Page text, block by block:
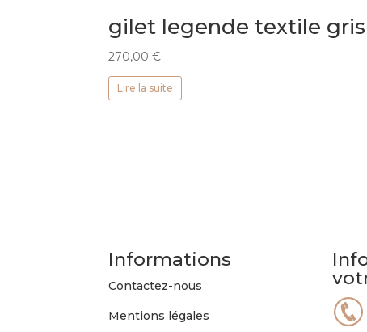
gilet legende textile gris
270,00€
Lire la suite
Informations
Contactez-nous
Mentions légales